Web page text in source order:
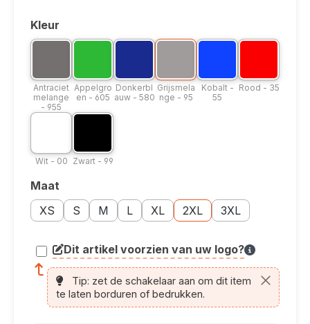
Selecteer
Kleur
Kleuroptie: Antraciet melange - 955
Antraciet
melange
- 955
Kleuroptie: Appelgroen - 605
Appelgro
en - 605
Kleuroptie: Donkerblauw - 580
Donkerbl
auw - 580
Kleuroptie: Grijsmelange - 95
Grijsmela
nge - 95
Kleuroptie: Kobalt -
Kobalt -
55
Kleuroptie:
Rood - 35
Kleuroptie: Wit - 00
Wit - 00
Kleuroptie: Zwart - 99
Zwart - 99
Selecteer
Maat
XS
Maatoptie: XS
S
Maatoptie: S
M
Maatoptie: M
L
Maatoptie: L
XL
Maatoptie: XL
2XL
Maatoptie: 2XL
3XL
Maatoptie: 3XL
Dit artikel voorzien van uw logo?
article.printing.helptext
Tip: zet de schakelaar aan om dit item
te laten borduren of bedrukken.